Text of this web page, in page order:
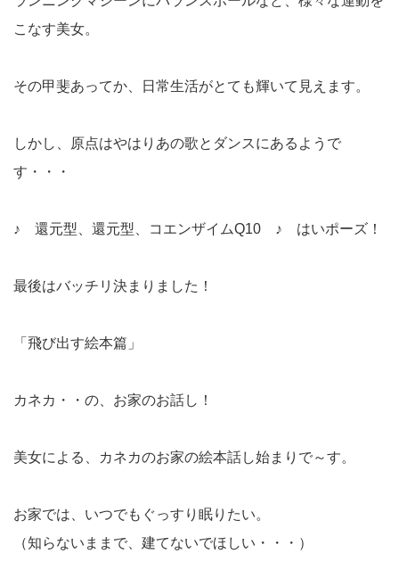
こなす美女。
その甲斐あってか、日常生活がとても輝いて見えます。
しかし、原点はやはりあの歌とダンスにあるようで
す・・・
♪ 還元型、還元型、コエンザイムQ10 ♪ はいポーズ！
最後はバッチリ決まりました！
「飛び出す絵本篇」
カネカ・・の、お家のお話し！
美女による、カネカのお家の絵本話し始まりで～す。
お家では、いつでもぐっすり眠りたい。
（知らないままで、建てないでほしい・・・）